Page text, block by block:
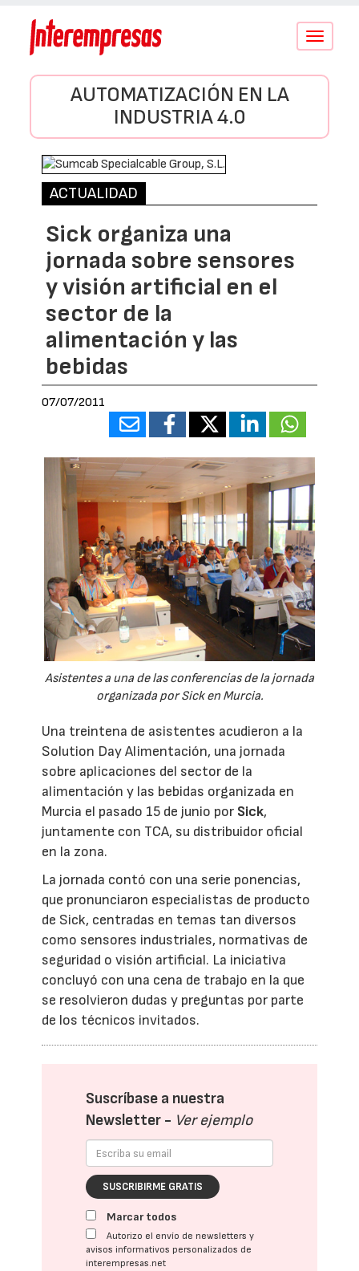
Conmutar
AUTOMATIZACIÓN EN LA
INDUSTRIA 4.0
ACTUALIDAD
Sick organiza una
jornada sobre sensores
y visión artificial en el
sector de la
alimentación y las
bebidas
07/07/2011
Asistentes a una de las conferencias de la jornada
organizada por Sick en Murcia.
Una treintena de asistentes acudieron a la
Solution Day Alimentación, una jornada
sobre aplicaciones del sector de la
alimentación y las bebidas organizada en
Murcia el pasado 15 de junio por Sick,
juntamente con TCA, su distribuidor oficial
en la zona.
La jornada contó con una serie ponencias,
que pronunciaron especialistas de producto
de Sick, centradas en temas tan diversos
como sensores industriales, normativas de
seguridad o visión artificial. La iniciativa
concluyó con una cena de trabajo en la que
se resolvieron dudas y preguntas por parte
de los técnicos invitados.
Suscríbase a nuestra
Newsletter - Ver ejemplo
SUSCRIBIRME GRATIS
Marcar todos
Autorizo el envío de newsletters y
avisos informativos personalizados de
interempresas.net